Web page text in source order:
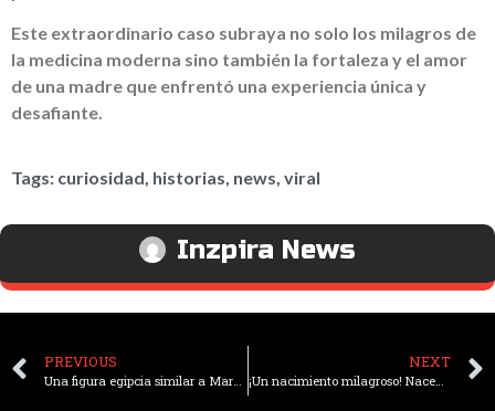
Este extraordinario caso subraya no solo los milagros de
la medicina moderna sino también la fortaleza y el amor
de una madre que enfrentó una experiencia única y
desafiante.
Tags: curiosidad historias news viral
Inzpira News
PREVIOUS NEXT
¡Un nacimiento milagroso! Nacen dos elefantes gemelos en Tailandia